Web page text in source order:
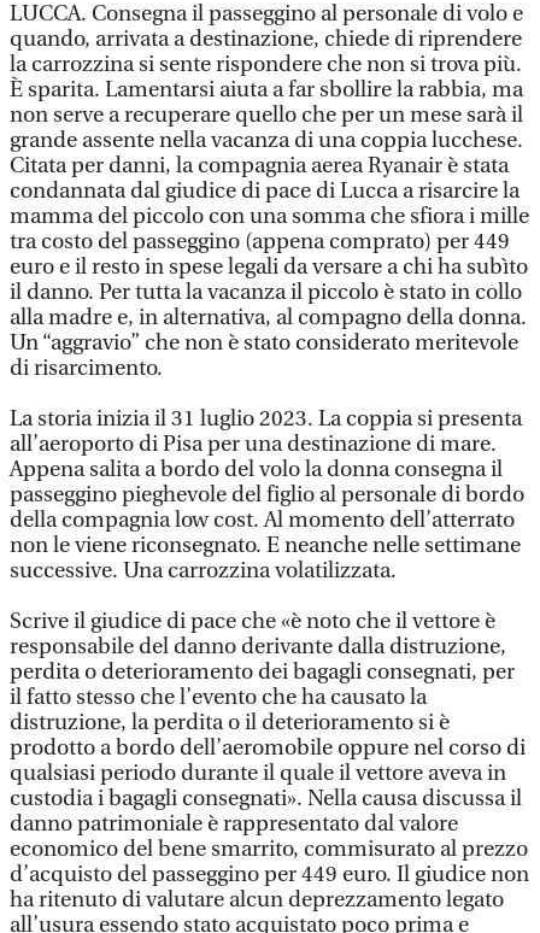
LUCCA. Consegna il passeggino al personale di volo e
quando, arrivata a destinazione, chiede di riprendere
la carrozzina si sente rispondere che non si trova più.
È sparita. Lamentarsi aiuta a far sbollire la rabbia, ma
non serve a recuperare quello che per un mese sarà il
grande assente nella vacanza di una coppia lucchese.
Citata per danni, la compagnia aerea Ryanair è stata
condannata dal giudice di pace di Lucca a risarcire la
mamma del piccolo con una somma che sfiora i mille
tra costo del passeggino (appena comprato) per 449
euro e il resto in spese legali da versare a chi ha subìto
il danno. Per tutta la vacanza il piccolo è stato in collo
alla madre e, in alternativa, al compagno della donna.
Un “aggravio” che non è stato considerato meritevole
di risarcimento.
La storia inizia il 31 luglio 2023. La coppia si presenta
all’aeroporto di Pisa per una destinazione di mare.
Appena salita a bordo del volo la donna consegna il
passeggino pieghevole del figlio al personale di bordo
della compagnia low cost. Al momento dell’atterrato
non le viene riconsegnato. E neanche nelle settimane
successive. Una carrozzina volatilizzata.
Scrive il giudice di pace che «è noto che il vettore è
responsabile del danno derivante dalla distruzione,
perdita o deterioramento dei bagagli consegnati, per
il fatto stesso che l’evento che ha causato la
distruzione, la perdita o il deterioramento si è
prodotto a bordo dell’aeromobile oppure nel corso di
qualsiasi periodo durante il quale il vettore aveva in
custodia i bagagli consegnati». Nella causa discussa il
danno patrimoniale è rappresentato dal valore
economico del bene smarrito, commisurato al prezzo
d’acquisto del passeggino per 449 euro. Il giudice non
ha ritenuto di valutare alcun deprezzamento legato
all’usura essendo stato acquistato poco prima e